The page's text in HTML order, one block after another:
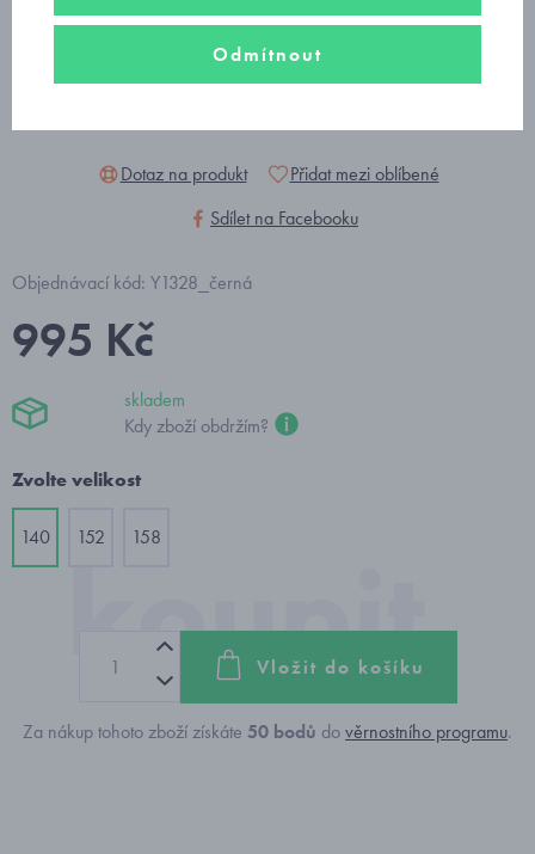
Dotaz na produkt
Přidat mezi oblíbené
Sdílet na Facebooku
Objednávací kód: Y1328_černá
995 Kč
skladem
Kdy zboží obdržím?
Zvolte velikost
140 152 158
Vložit do košíku
Za nákup tohoto zboží získáte 50 bodů dověrnostního programu.
Odmítnout